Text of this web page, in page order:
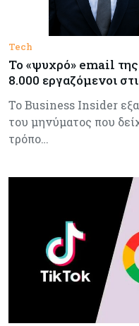
Tech
Το «ψυχρό» email
8.000 εργαζόμενοι
Το Business Insider
του μηνύματος που
τρόπο…